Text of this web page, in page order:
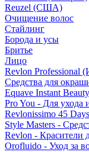
Reuzel (США)
Очищение волос
Стайлинг
Борода и усы
Бритье
Лицо
Revlon Professional
Средства для
Equave Instant
Pro You - Для ухода
Revlonissimo 45
Style Masters -
Revlon - Красители
Orofluido - Уход за